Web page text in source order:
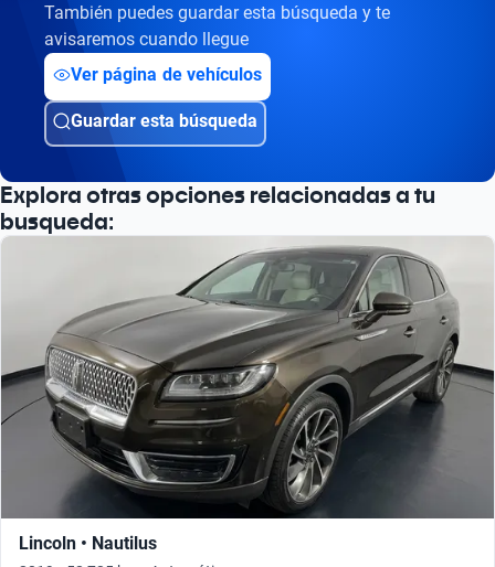
Busca por año
También puedes guardar esta búsqueda y te
avisaremos cuando llegue
Ver página de vehículos
Guardar esta búsqueda
Explora otras opciones relacionadas a tu
busqueda:
Lincoln • Nautilus